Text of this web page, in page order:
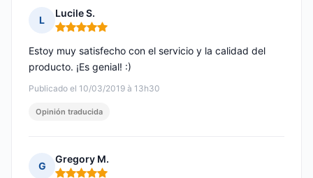
L
Lucile S.
Nota: 5 de 5
Publicado el 10/03/2019 à 13h30
Estoy muy satisfecho con el servicio y la calidad del
producto. ¡Es genial! :)
Opinión traducida
G
Gregory M.